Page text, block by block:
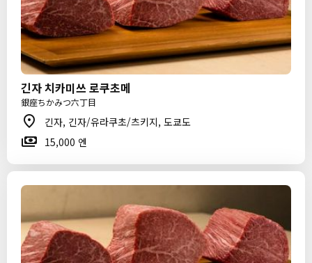
긴자 치카미쓰 로쿠초메
銀座ちかみつ六丁目
긴자, 긴자/유라쿠초/츠키지, 도쿄도
15,000 엔